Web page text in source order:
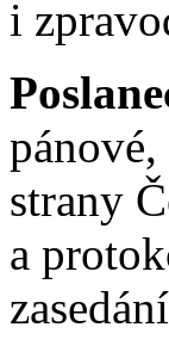
i
strany
a